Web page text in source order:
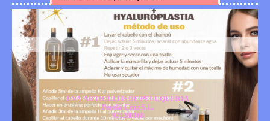
EVA ARTICULOS DE PELUQUERIA
Perelló Cruz S.L.
971200168